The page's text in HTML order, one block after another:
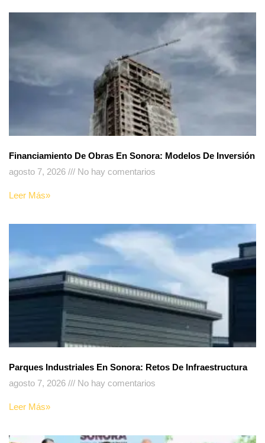
Financiamiento De Obras En Sonora: Modelos De Inversión
agosto 7, 2026
No hay comentarios
Leer Más»
Parques Industriales En Sonora: Retos De Infraestructura
agosto 7, 2026
No hay comentarios
Leer Más»